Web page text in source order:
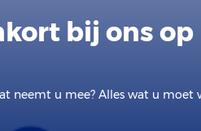
bij ons op
neemt u mee? Alles wat u moet